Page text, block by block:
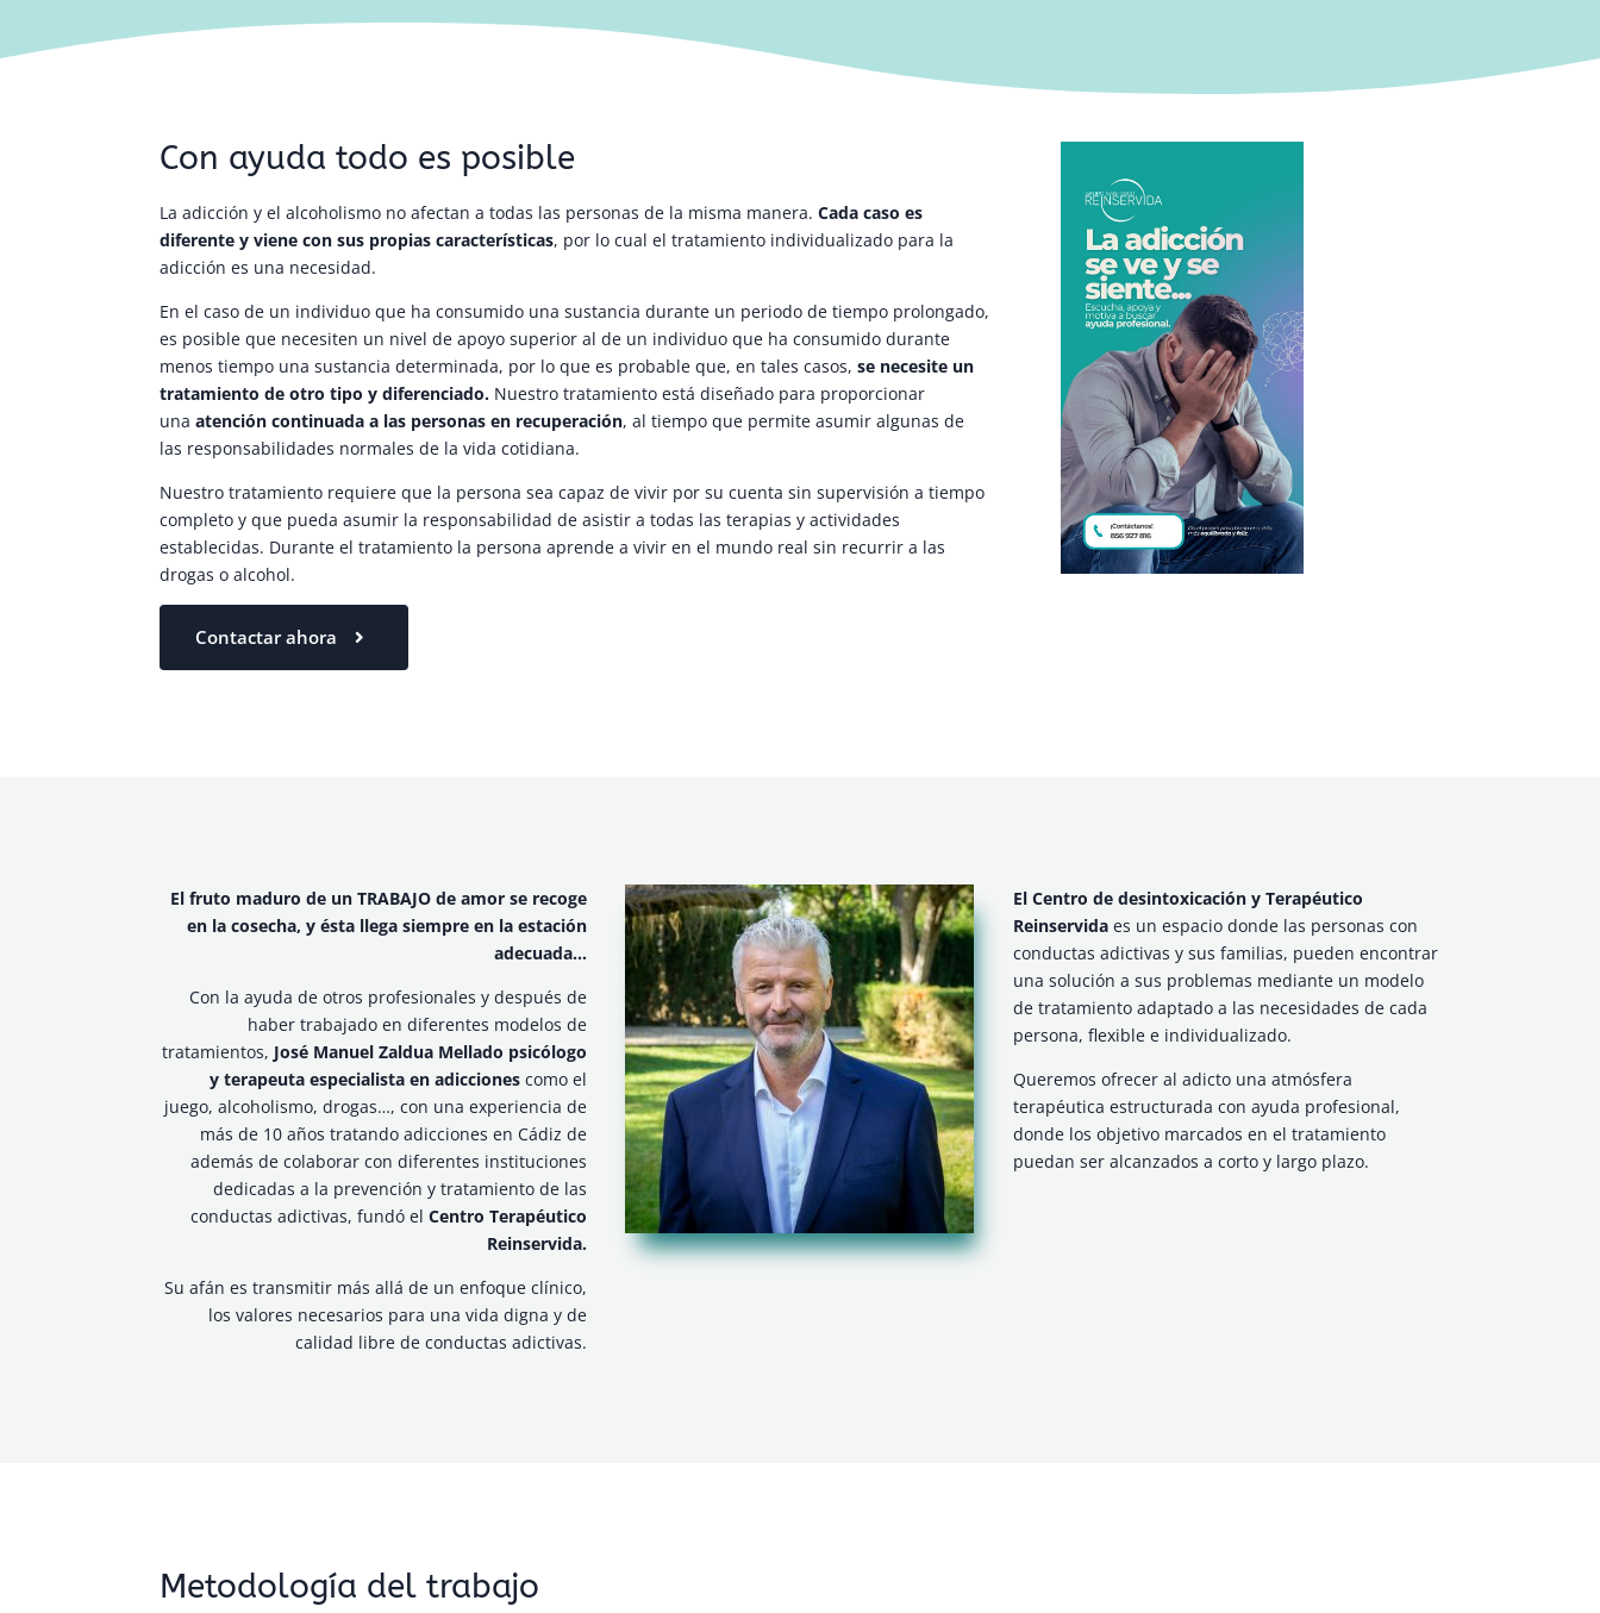
Con ayuda todo es posible
La adicción y el alcoholismo no afectan a todas las personas de la misma manera.Cada caso es
diferente y viene con sus propias características, por lo cual el tratamiento individualizado para la
adicción es una necesidad.
En el caso de un individuo que ha consumido una sustancia durante un periodo de tiempo prolongado,
es posible que necesiten un nivel de apoyo superior al de un individuo que ha consumido durante
menos tiempo una sustancia determinada, por lo que es probable que, en tales casos,se necesite un
tratamiento de otro tipo y diferenciado. Nuestro tratamiento está diseñado para proporcionar
unaatención continuada a las personas en recuperación, al tiempo que permite asumir algunas de
las responsabilidades normales de la vida cotidiana.
Nuestro tratamiento requiere que la persona sea capaz de vivir por su cuenta sin supervisión a tiempo
completo y que pueda asumir la responsabilidad de asistir a todas las terapias y actividades
establecidas. Durante el tratamiento la persona aprende a vivir en el mundo real sin recurrir a las
drogas o alcohol.
Contactar ahora
El fruto maduro de un TRABAJO de amor se recoge
en la cosecha, y ésta llega siempre en la estación
adecuada…
Con la ayuda de otros profesionales y después de
haber trabajado en diferentes modelos de
tratamientos, José Manuel Zaldua Mellado psicólogo
y terapeuta especialista en adiccionescomo el
juego, alcoholismo, drogas…, con una experiencia de
más de 10 años tratando adicciones en Cádiz de
además de colaborar con diferentes instituciones
dedicadas a la prevención y tratamiento de las
conductas adictivas, fundó el Centro Terapéutico
Reinservida.
Su afán es transmitir más allá de un enfoque clínico,
los valores necesarios para una vida digna y de
calidad libre de conductas adictivas.
El Centro de desintoxicación y Terapéutico
Reinservida es un espacio donde las personas con
conductas adictivas y sus familias, pueden encontrar
una solución a sus problemas mediante un modelo
de tratamiento adaptado a las necesidades de cada
persona, flexible e individualizado.
Queremos ofrecer al adicto una atmósfera
terapéutica estructurada con ayuda profesional,
donde los objetivo marcados en el tratamiento
puedan ser alcanzados a corto y largo plazo.
Metodología del trabajo